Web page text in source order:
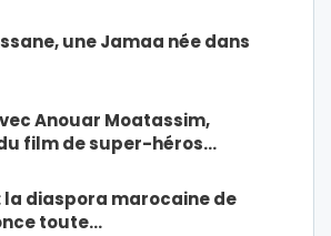
une Jamaa née dans
Anouar Moatassim,
film de super-héros…
la diaspora marocaine de
toute…